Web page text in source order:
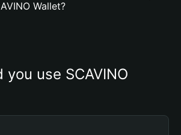
Wallet?
you use SCAVINO